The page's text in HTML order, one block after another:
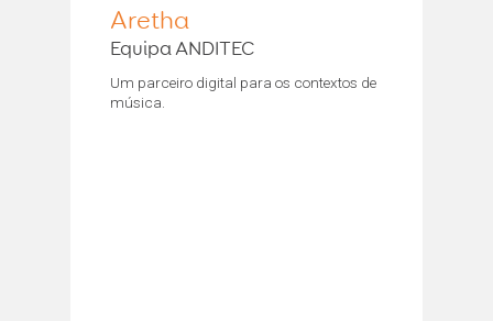
Aretha
Equipa ANDITEC
Um parceiro digital para os contextos de
música.